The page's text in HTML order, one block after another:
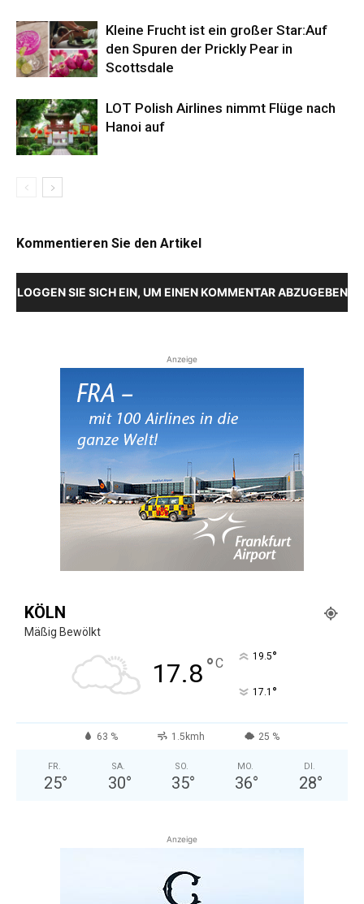
Kleine Frucht ist ein großer Star:Auf
den Spuren der Prickly Pear in
Scottsdale
LOT Polish Airlines nimmt Flüge nach
Hanoi auf
Kommentieren Sie den Artikel
LOGGEN SIE SICH EIN, UM EINEN KOMMENTAR ABZUGEBEN
Anzeige
KÖLN
Mäßig Bewölkt
17.8°C 19.5°
17.1 °
63 % 1.5kmh 25 %
FR.
25°
SA.
30°
SO.
35°
MO.
36°
DI.
28°
Anzeige